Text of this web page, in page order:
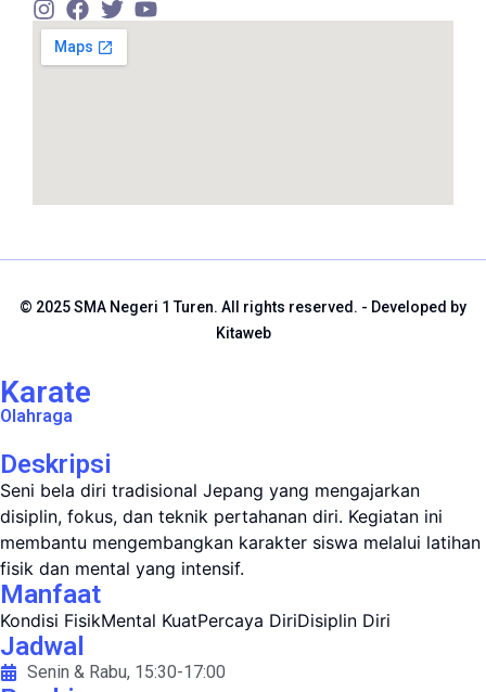
© 2025 SMA Negeri 1 Turen. All rights reserved. - Developed by
Kitaweb
Karate
Olahraga
Deskripsi
Seni bela diri tradisional Jepang yang mengajarkan
disiplin, fokus, dan teknik pertahanan diri. Kegiatan ini
membantu mengembangkan karakter siswa melalui latihan
fisik dan mental yang intensif.
Manfaat
Kondisi FisikMental KuatPercaya DiriDisiplin Diri
Jadwal
Senin & Rabu, 15:30-17:00